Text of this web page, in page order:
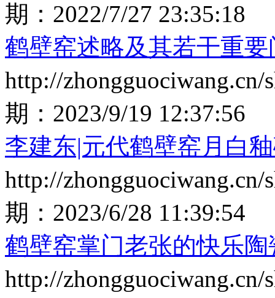
期： 2022/7/27 23:35:18
鹤壁窑述略及其若干重
http://zhongguociwang.cn/
期： 2023/9/19 12:37:56
李建东|元代鹤壁窑月白
http://zhongguociwang.cn/
期： 2023/6/28 11:39:54
鹤壁窑掌门老张的快乐陶
http://zhongguociwang.cn/